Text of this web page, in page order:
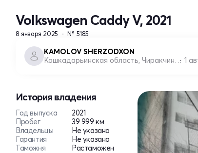
Volkswagen Caddy V, 2021
8 января 2025 № 5185
KAMOLOV SHERZODXON
Кашкадарьинская область, Чиракчинский район 1
История владения
Год выпуска
2021
Пробег
39 999 км
Владельцы
Не указано
Гарантия
Не указано
Таможня
Растаможен